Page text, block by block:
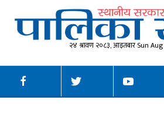
२४ श्रावण २०८३, आइतबार Sun